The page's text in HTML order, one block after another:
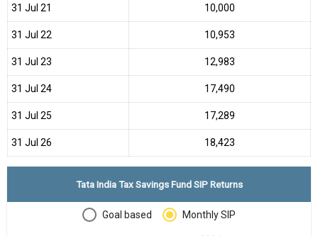
31 Jul 21 ₹10,000
31 Jul 22 ₹10,953
31 Jul 23 ₹12,983
31 Jul 24 ₹17,490
31 Jul 25 ₹17,289
31 Jul 26 ₹18,423
Tata India Tax Savings Fund SIP Returns
Goal based Monthly SIP